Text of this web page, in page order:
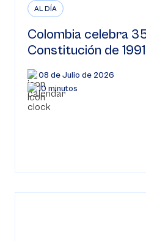
AL DÍA
Colombia celebra
Constitución de 1991
08 de Julio de 2026
10 minutos